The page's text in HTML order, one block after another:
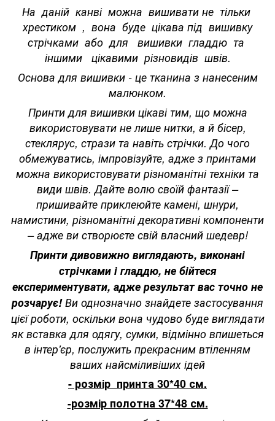
На даній канві можна вишивати не тільки
хрестиком , вона буде цікава під вишивку
стрічками або для вишивки гладдю та
іншими цікавими різновидів швів.
Основа для вишивки - це тканина з нанесеним
малюнком.
Принти для вишивки цікаві тим, що можна
використовувати не лише нитки, а й бісер,
стеклярус, стрази та навіть стрічки. До чого
обмежуватись, імпровізуйте, адже з принтами
можна використовувати різноманітні техніки та
види швів. Дайте волю своїй фантазії –
пришивайте приклеюйте камені, шнури,
намистини, різноманітні декоративні компоненти
– адже ви створюєте свій власний шедевр!
Принти дивовижно виглядають, виконані
стрічками і гладдю, не бійтеся
експериментувати, адже результат вас точно не
розчарує! Ви однозначно знайдете застосування
цієї роботи, оскільки вона чудово буде виглядати
як вставка для одягу, сумки, відмінно впишеться
в інтер'єр, послужить прекрасним втіленням
ваших найсміливіших ідей
- розмір принта 30*40 см.
-розмір полотна 37*48 см.